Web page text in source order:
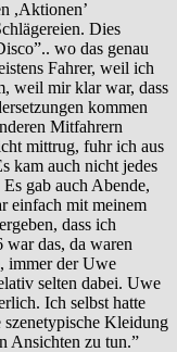
,Aktionen’
Dies
wo das genau
Fahrer, weil ich
weil mir klar war, dass
kommen
Mitfahrern
mittrug, fuhr ich aus
kam auch nicht jedes
gab auch Abende,
einfach mit meinem
dass ich
das, da waren
immer der Uwe
selten dabei. Uwe
Ich selbst hatte
Kleidung
Ansichten zu tun.”